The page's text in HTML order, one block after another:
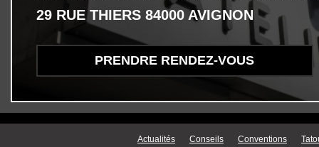
29 RUE THIERS 84000 AVIGNON
PRENDRE RENDEZ-VOUS
Menu secondaire
Actualités Conseils Conventions